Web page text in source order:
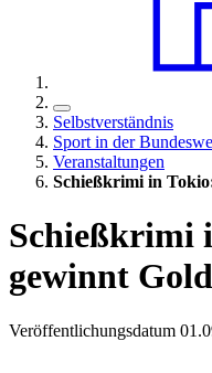
Selbstverständnis
Sport in der
Veranstaltungen
Schießkrimi in
Schießkrimi
gewinnt
Veröffentlichungsdatum